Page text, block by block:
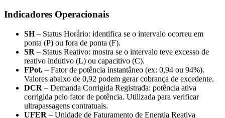
Indicadores Operacionais
SH– Status Horário: identifica se o intervalo ocorreu em
ponta (P) ou fora de ponta (F).
SR – Status Reativo: mostra se o intervalo teve excesso de
reativo indutivo (L) ou capacitivo (C).
FPot. – Fator de potência instantâneo (ex: 0,94 ou 94%).
Valores abaixo de 0,92 podem gerar cobrança de excedente.
DCR – Demanda Corrigida Registrada: potência ativa
corrigida pelo fator de potência. Utilizada para verificar
ultrapassagens contratuais.
UFER – Unidade de Faturamento de Energia Reativa